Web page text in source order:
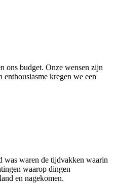
ons budget. Onze wensen zijn
kregen we een
was waren de tijdvakken waarin
waarop dingen
en nagekomen.